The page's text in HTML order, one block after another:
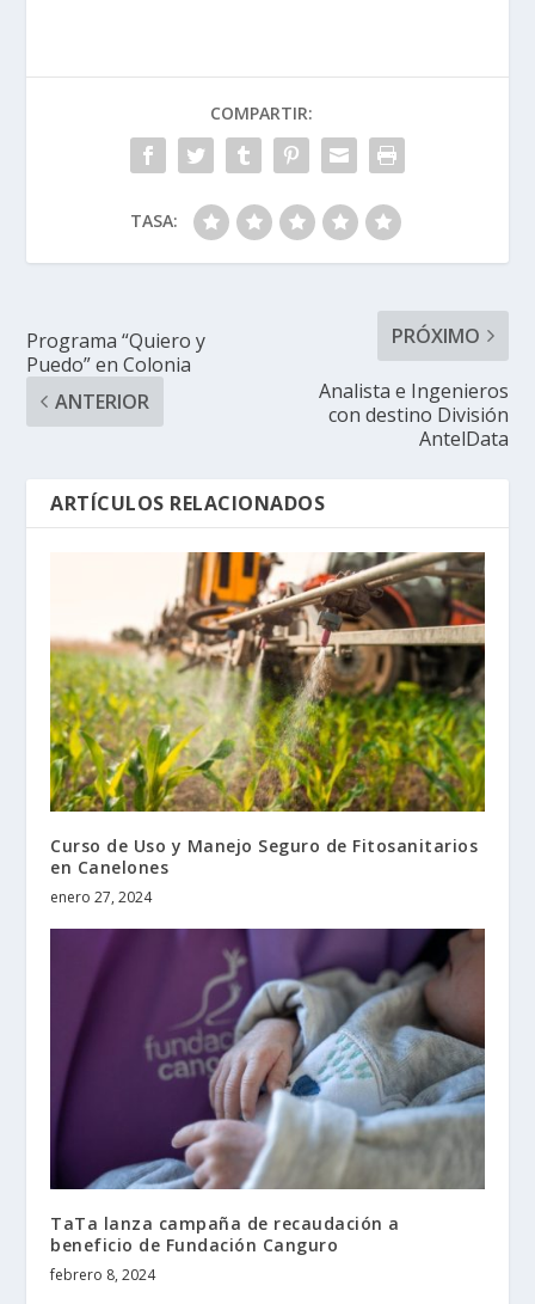
COMPARTIR:
TASA:
Programa “Quiero y
Puedo” en Colonia
ANTERIOR
PRÓXIMO
Analista e Ingenieros
con destino División
AntelData
ARTÍCULOS RELACIONADOS
Curso de Uso y Manejo Seguro de Fitosanitarios
en Canelones
enero 27, 2024
TaTa lanza campaña de recaudación a
beneficio de Fundación Canguro
febrero 8, 2024